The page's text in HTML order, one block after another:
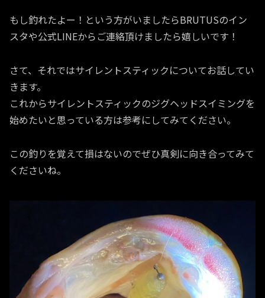
もし釣れたよー！という方がいましたらBRUTUSのイン
スタや公式LINEからご連絡頂けましたら嬉しいです！
さて、それではサイレントスティックについてお話してい
きます。
これからサイレントスティックのジグヘッドスイミングを
始めたいと思っている方は参考にしてみてください。
この釣りを覚えて損はないのでぜひ真剣に向き合ってみて
くださいね。